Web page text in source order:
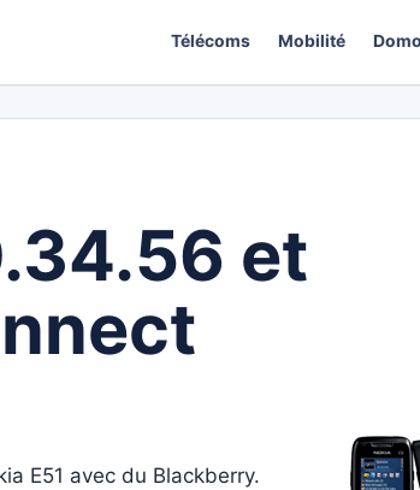
Télécoms Mobilité
et
E51 avec du Blackberry.